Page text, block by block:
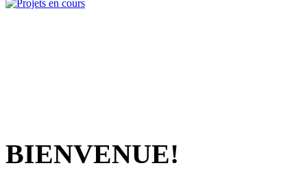
BIENVENUE!